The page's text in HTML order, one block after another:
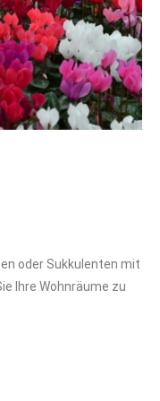
oder Sukkulenten mit
Ihre Wohnräume zu